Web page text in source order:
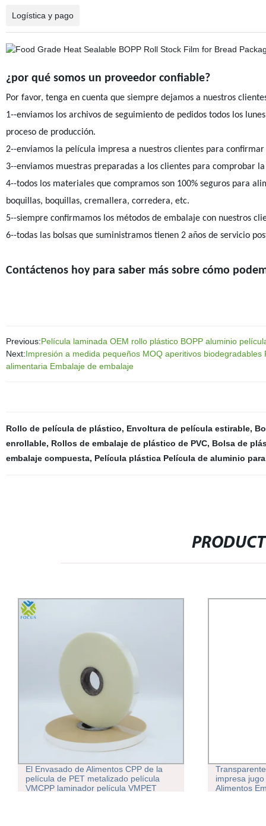
Logística y pago
¿por qué somos un proveedor confiable?
Por favor, tenga en cuenta que siempre dejamos a nuestros
1--enviamos los archivos de seguimiento de pedidos todos los
proceso de producción.
2--enviamos la película impresa a nuestros clientes para
3--enviamos muestras preparadas a los clientes para comprobar
4--todos los materiales que compramos son 100% seguros para
boquillas, boquillas, cremallera, corredera, etc.
5--siempre confirmamos los métodos de embalaje con nuestros
6--todas las bolsas que suministramos tienen 2 años de servicio
Contáctenos hoy para saber más sobre cómo
Previous:Película laminada OEM rollo plástico BOPP aluminio
Next:Impresión a medida pequeños MOQ aperitivos
alimentaria Embalaje de embalaje
Rollo de película de plástico, Envoltura de película estirable,
enrollable, Rollos de embalaje de plástico de PVC, Bolsa de
embalaje compuesta, Película plástica Película de aluminio
Transparente o a medida bebida
impresa jugo Jelly leche yogur
Alimentos Embalaje Bolsa de soporte
Bolsas de
Personalizar
bolsas